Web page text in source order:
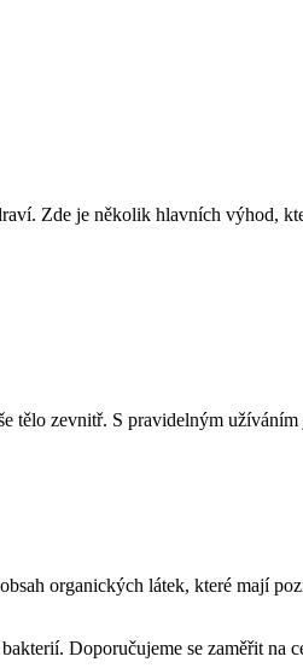
Zde je několik hlavních výhod,
tělo zevnitř. S pravidelným užíváním
organických látek, které mají
Doporučujeme se zaměřit na